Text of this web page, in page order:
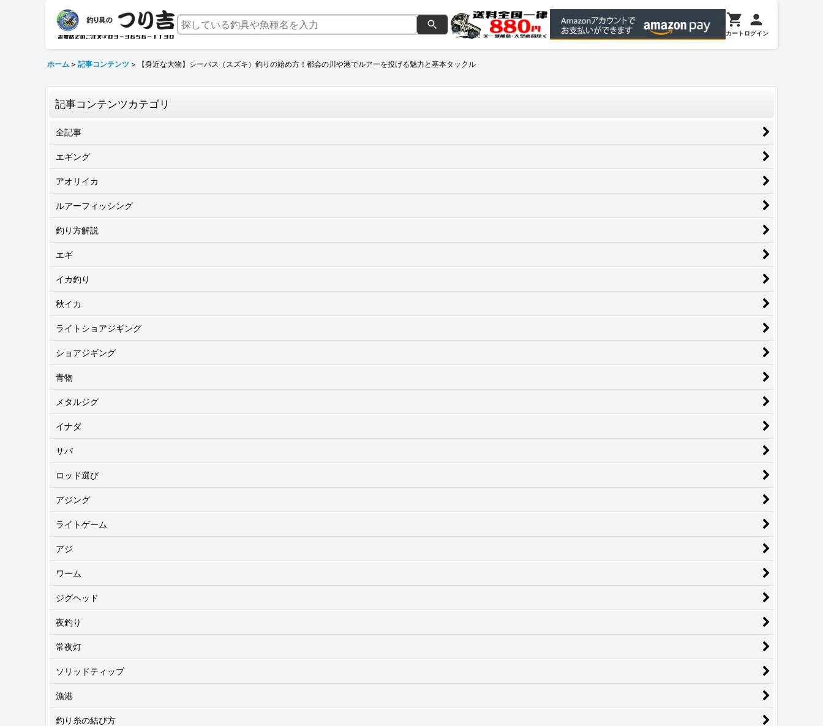
カート ログイン
ホーム > 記事コンテンツ > 【身近な大物】シーバス（スズキ）釣りの始め方！都会の川や港でルアーを投げる魅力と基本タックル
記事コンテンツカテゴリ
全記事
エギング
アオリイカ
ルアーフィッシング
釣り方解説
エギ
イカ釣り
秋イカ
ライトショアジギング
ショアジギング
青物
メタルジグ
イナダ
サバ
ロッド選び
アジング
ライトゲーム
アジ
ワーム
ジグヘッド
夜釣り
常夜灯
ソリッドティップ
漁港
釣り糸の結び方